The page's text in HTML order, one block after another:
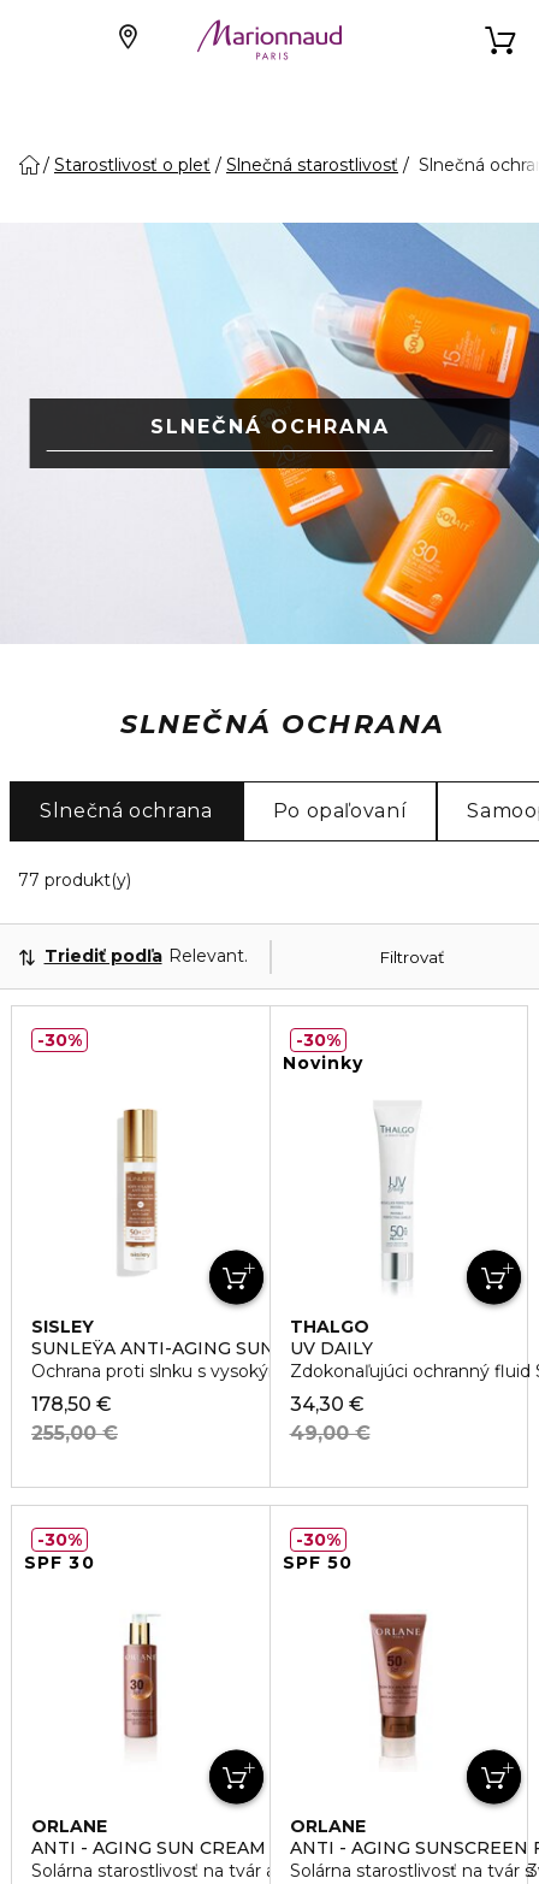
Starostlivosť o pleť Slnečná starostlivosť Slnečná
SLNEČNÁ OCHRANA
SLNEČNÁ OCHRANA
Slnečná ochrana Po opaľovaní
77 produkt(y)
Filtrovať
Triediť podľa Relevantnosť
SISLEY
SUNLEŸA ANTI-AGING SUN CARE SPF50+
Ochrana proti slnku s vysokým ochranným faktorom
178,50 €
255,00 €
30%
Novinky
THALGO
UV DAILY
Zdokonaľujúci ochranný fluid
34,30 €
49,00 €
30%
SPF 30
ORLANE
ANTI - AGING SUN CREAM FACE AND BODY SPF 30
Solárna starostlivosť na tvár a telo s vysokou ochranou SPF
30%
SPF 50
ORLANE
ANTI - AGING SUNSCREEN
Solárna starostlivosť na tvár
30%